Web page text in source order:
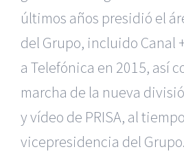
últimos años presidió el
del Grupo, incluido Canal
a Telefónica en 2015, así
marcha de la nueva
y vídeo de PRISA, al
vicepresidencia del